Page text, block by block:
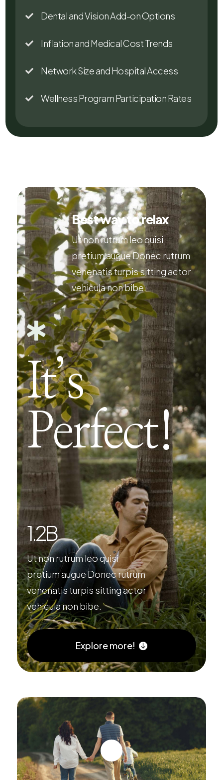
 Dental and Vision Add-on Options
 Inflation and Medical Cost Trends
 Network Size and Hospital Access
 Wellness Program Participation Rates
Best way to relax
Ut non rutrum leo quisi
pretium augue Donec rutrum
venenatis turpis sitting actor
vehicula non bibe.

It’s
Perfect!
1.7B
Ut non rutrum leo quisi
pretium augue Donec rutrum
venenatis turpis sitting actor
vehicula non bibe.
Explore more!